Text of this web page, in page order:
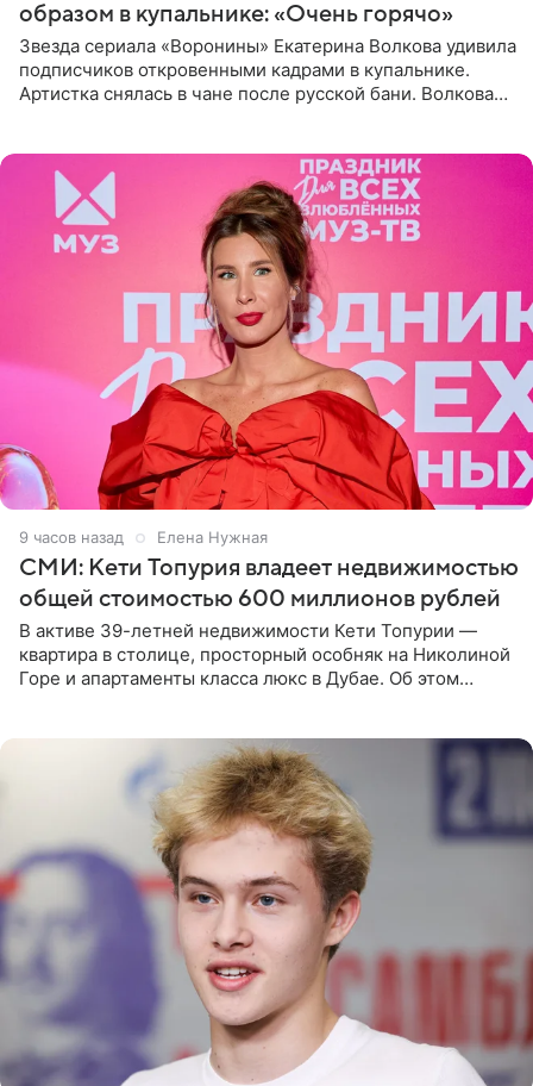
образом в купальнике: «Очень горячо»
Звезда сериала «Воронины» Екатерина Волкова удивила
подписчиков откровенными кадрами в купальнике.
Артистка снялась в чане после русской бани. Волкова
9 часов назад Елена Нужная
СМИ: Кети Топурия владеет недвижимостью
общей стоимостью 600 миллионов рублей
В активе 39-летней недвижимости Кети Топурии —
квартира в столице, просторный особняк на Николиной
Горе и апартаменты класса люкс в Дубае. Об этом